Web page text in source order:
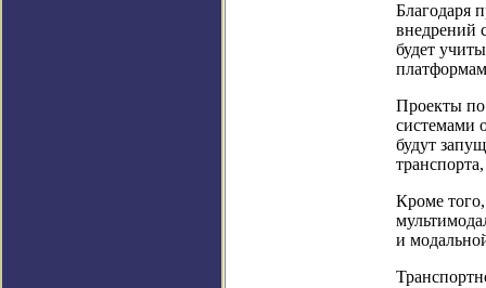
Благодаря
внедрений
будет
Проекты по
системами
будут
Кроме
и